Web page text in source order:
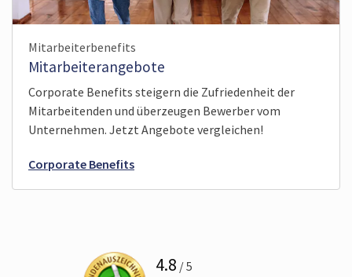
Mitarbeiterbenefits
Mitarbeiterangebote
Corporate Benefits steigern die Zufriedenheit der
Mitarbeitenden und überzeugen Bewerber vom
Unternehmen. Jetzt Angebote vergleichen!
Corporate Benefits
4.8 / 5